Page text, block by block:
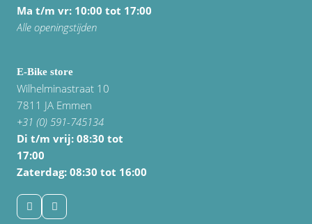
Ma t/m vr: 10:00 tot 17:00
Alle openingstijden
E-Bike store
Wilhelminastraat 10
7811 JA Emmen
+31 (0) 591-745134
Di t/m vrij: 08:30 tot
17:00
Zaterdag: 08:30 tot 16:00